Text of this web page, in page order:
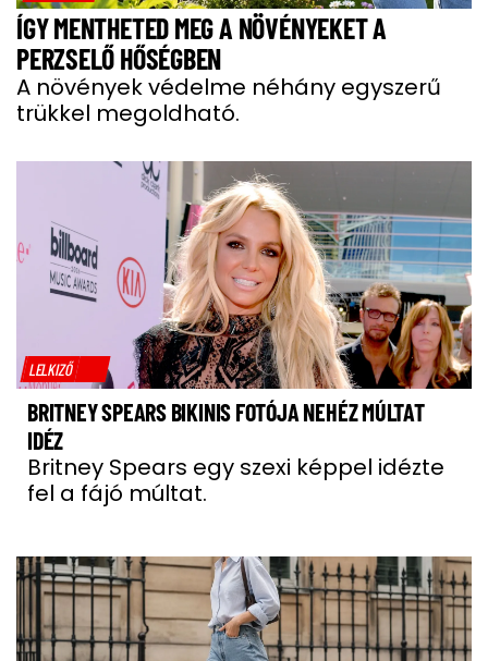
ÍGY MENTHETED MEG A NÖVÉNYEKET A
PERZSELŐ HŐSÉGBEN
A növények védelme néhány egyszerű
trükkel megoldható.
LELKIZŐ
BRITNEY SPEARS BIKINIS FOTÓJA NEHÉZ MÚLTAT
IDÉZ
Britney Spears egy szexi képpel idézte
fel a fájó múltat.